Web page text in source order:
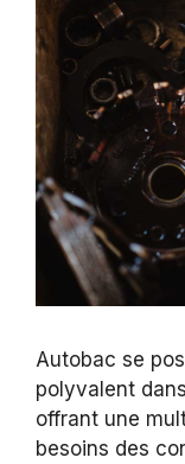
Autobac se
polyvalent
offrant une
besoins des